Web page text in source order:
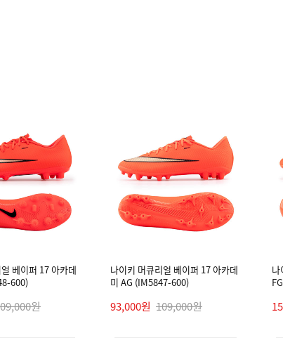
베이퍼 17 아카데
600)
원
나이키 머큐리얼 베이퍼 17 아카데
미 AG (IM5847-600)
93,000원 109,000원
나